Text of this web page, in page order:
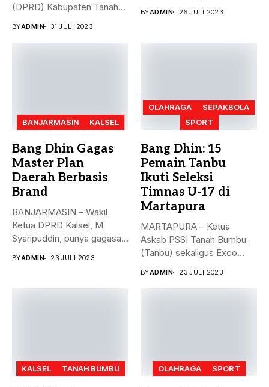
(DPRD) Kabupaten Tanah
BYADMIN 31 JULI 2023
BYADMIN 26 JULI 2023
BANJARMASIN KALSEL
Bang Dhin Gagas
Master Plan
Daerah Berbasis
Brand
BANJARMASIN – Wakil
Ketua DPRD Kalsel, M
Syaripuddin, punya gagasan
BYADMIN 23 JULI 2023
OLAHRAGA
SEPAKBOLA
SPORT
Bang Dhin: 15
Pemain Tanbu
Ikuti Seleksi
Timnas U-17 di
Martapura
MARTAPURA – Ketua
Askab PSSI Tanah Bumbu
(Tanbu) sekaligus Exco
BYADMIN 23 JULI 2023
KALSEL TANAH BUMBU OLAHRAGA SPORT